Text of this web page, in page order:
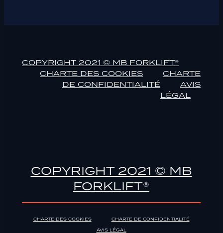
COPYRIGHT 2021 © MB FORKLIFT®
CHARTE DES COOKIES
CHARTE
DE CONFIDENTIALITÉ
AVIS
LÉGAL
COPYRIGHT 2021 © MB
FORKLIFT®
CHARTE DES COOKIES
CHARTE DE CONFIDENTIALITÉ
AVIS LÉGAL